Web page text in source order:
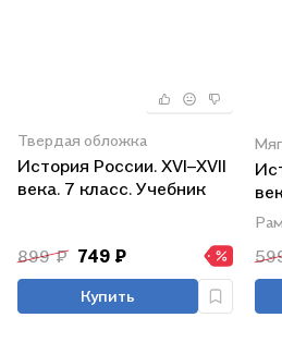
Твердая обложка
История России. XVI–XVII
века. 7 класс. Учебник
899 ₽ 749 ₽
Купить